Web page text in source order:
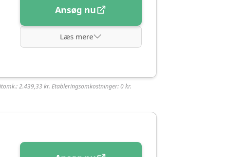
Ansøg nu
på hverdage og i weekenden.
2.439,33 kr. Etableringsomkostninger: 0 kr.